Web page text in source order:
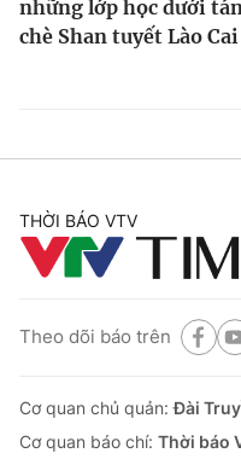
những lớp học dưới tán
chè Shan tuyết Lào Cai
THỜI BÁO VTV
Theo dõi báo trên
Cơ quan chủ quản:Đài
Cơ quan báo chí: Thời báo